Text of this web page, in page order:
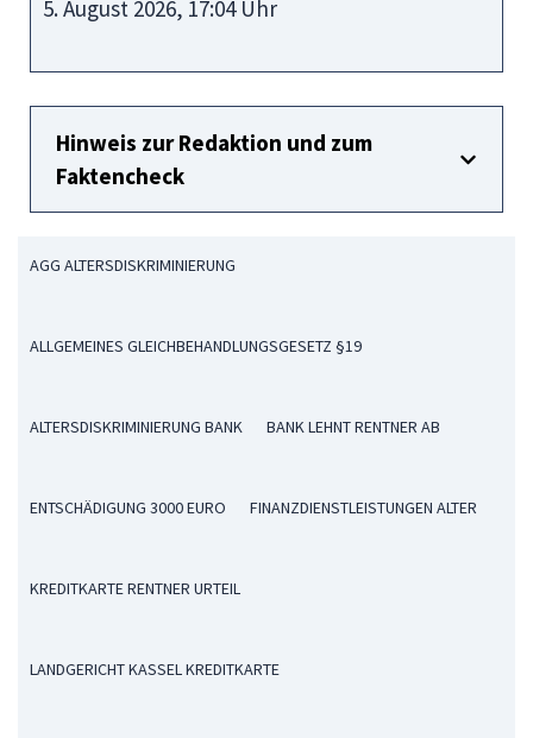
5. August 2026, 17:04 Uhr
Hinweis zur Redaktion und zum
Faktencheck
AGG ALTERSDISKRIMINIERUNG
ALLGEMEINES GLEICHBEHANDLUNGSGESETZ §19
ALTERSDISKRIMINIERUNG BANK BANK LEHNT RENTNER AB
ENTSCHÄDIGUNG 3000 EURO FINANZDIENSTLEISTUNGEN ALTER
KREDITKARTE RENTNER URTEIL
LANDGERICHT KASSEL KREDITKARTE